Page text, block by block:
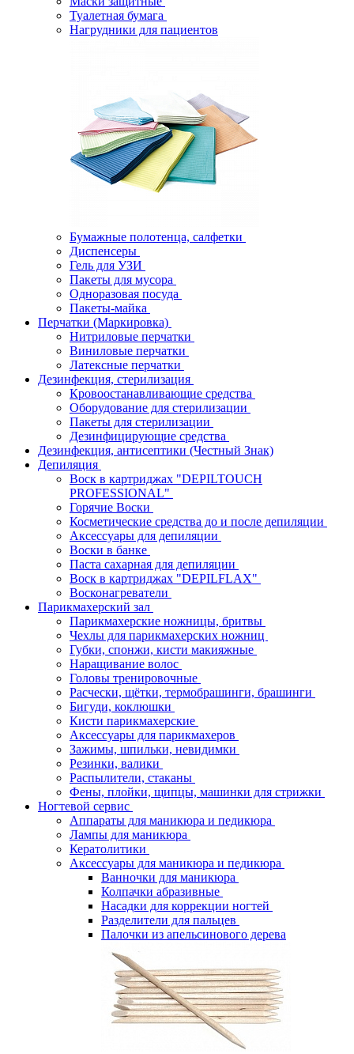
Туалетная бумага
Нагрудники для пациентов
Бумажные полотенца, салфетки
Диспенсеры
Гель для УЗИ
Пакеты для мусора
Одноразовая посуда
Пакеты-майка
Перчатки (Маркировка)
Нитриловые перчатки
Виниловые перчатки
Латексные перчатки
Дезинфекция, стерилизация
Кровоостанавливающие средства
Оборудование для стерилизации
Пакеты для стерилизации
Дезинфицирующие средства
Дезинфекция, антисептики (Честный Знак)
Депиляция
Воск в картриджах "DEPILTOUCH
PROFESSIONAL"
Горячие Воски
Косметические средства до и после депиляции
Аксессуары для депиляции
Воски в банке
Паста сахарная для депиляции
Воск в картриджах "DEPILFLAX"
Восконагреватели
Парикмахерский зал
Парикмахерские ножницы, бритвы
Чехлы для парикмахерских ножниц
Губки, спонжи, кисти макияжные
Наращивание волос
Головы тренировочные
Расчески, щётки, термобрашинги, брашинги
Бигуди, коклюшки
Кисти парикмахерские
Аксессуары для парикмахеров
Зажимы, шпильки, невидимки
Резинки, валики
Распылители, стаканы
Фены, плойки, щипцы, машинки для стрижки
Ногтевой сервис
Аппараты для маникюра и педикюра
Лампы для маникюра
Кератолитики
Аксессуары для маникюра и педикюра
Ванночки для маникюра
Колпачки абразивные
Насадки для коррекции ногтей
Разделители для пальцев
Палочки из апельсинового дерева